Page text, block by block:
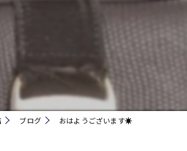
ブログ おはようございます☀